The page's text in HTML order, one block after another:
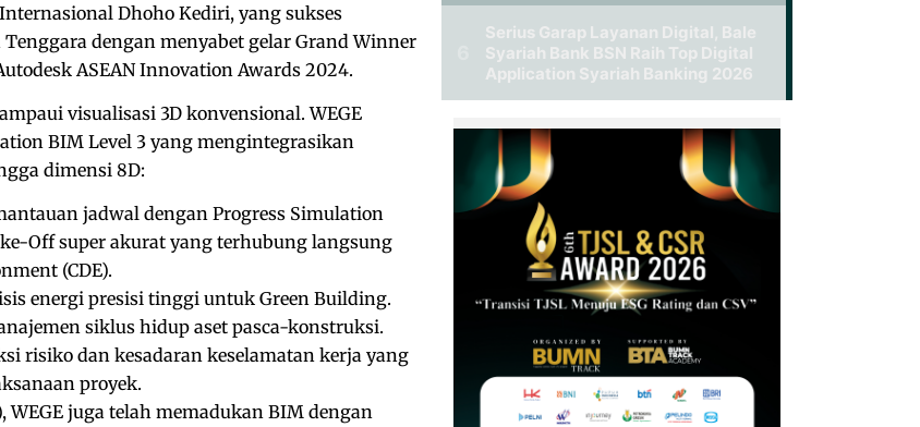
Dhoho Kediri, yang sukses
dengan menyabet gelar Grand Winner
ASEAN Innovation Awards 2024.
visualisasi 3D konvensional. WEGE
BIM Level 3 yang mengintegrasikan
dimensi 8D:
jadwal dengan Progress Simulation
Off super akurat yang terhubung langsung
(CDE).
energi presisi tinggi untuk Green Building.
siklus hidup aset pasca-konstruksi.
risiko dan kesadaran keselamatan kerja yang
proyek.
WEGE juga telah memadukan BIM dengan